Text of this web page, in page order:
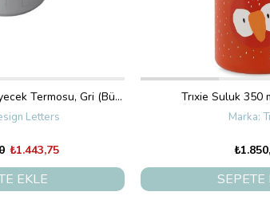
Design Letters Life Yiyecek Termosu, Gri (Büyük)
Letters
₺1.443,75
EKLE
Trıxie Suluk 350
SEPETE